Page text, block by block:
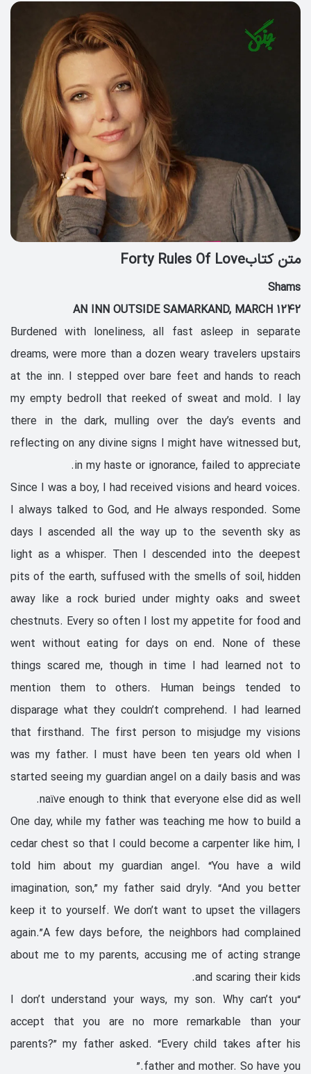
متن کتابForty Rules Of Love
Shams
AN INN OUTSIDE SAMARKAND, MARCH 1242
Burdened with loneliness, all fast asleep in separate
dreams, were more than a dozen weary travelers upstairs
at the inn. I stepped over bare feet and hands to reach
my empty bedroll that reeked of sweat and mold. I lay
there in the dark, mulling over the day’s events and
reflecting on any divine signs I might have witnessed but,
in my haste or ignorance, failed to appreciate.
Since I was a boy, I had received visions and heard voices.
I always talked to God, and He always responded. Some
days I ascended all the way up to the seventh sky as
light as a whisper. Then I descended into the deepest
pits of the earth, suffused with the smells of soil, hidden
away like a rock buried under mighty oaks and sweet
chestnuts. Every so often I lost my appetite for food and
went without eating for days on end. None of these
things scared me, though in time I had learned not to
mention them to others. Human beings tended to
disparage what they couldn’t comprehend. I had learned
that firsthand. The first person to misjudge my visions
was my father. I must have been ten years old when I
started seeing my guardian angel on a daily basis and was
naïve enough to think that everyone else did as well.
One day, while my father was teaching me how to build a
cedar chest so that I could become a carpenter like him, I
told him about my guardian angel. “You have a wild
imagination, son,” my father said dryly. “And you better
keep it to yourself. We don’t want to upset the villagers
again.”A few days before, the neighbors had complained
about me to my parents, accusing me of acting strange
and scaring their kids.
“I don’t understand your ways, my son. Why can’t you
accept that you are no more remarkable than your
parents?” my father asked. “Every child takes after his
father and mother. So have you.”